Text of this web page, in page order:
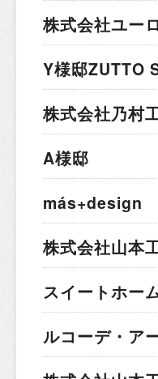
株式会社ユー
Y様邸ZUTTO
株式会社乃村
A様邸
más+design
株式会社山本
スイートホー
ルコーデ・ア